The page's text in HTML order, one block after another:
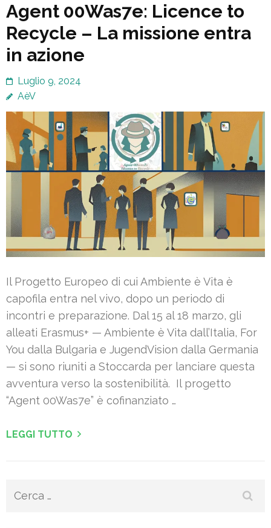
Agent 00Was7e: Licence to
Recycle – La missione entra
in azione
Luglio 9, 2024
AèV
Il Progetto Europeo di cui Ambiente è Vita è
capofila entra nel vivo, dopo un periodo di
incontri e preparazione. Dal 15 al 18 marzo, gli
alleati Erasmus+ — Ambiente è Vita dall’Italia, For
You dalla Bulgaria e JugendVision dalla Germania
— si sono riuniti a Stoccarda per lanciare questa
avventura verso la sostenibilità. Il progetto
“Agent 00Was7e” è cofinanziato …
LEGGI TUTTO
Ricerca